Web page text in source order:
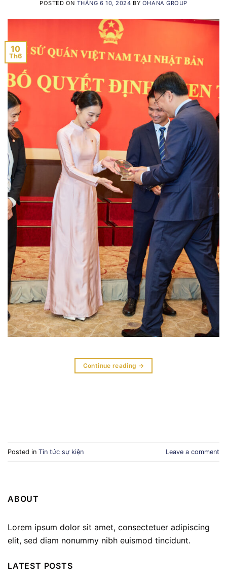
POSTED ON THÁNG 6 10, 2024 BY OHANA GROUP
10
Th6
Continue reading →
Posted in Tin tức sự kiện Leave a comment
ABOUT
Lorem ipsum dolor sit amet, consectetuer adipiscing
elit, sed diam nonummy nibh euismod tincidunt.
LATEST POSTS